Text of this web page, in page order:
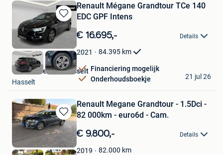
Bewaren
in
Mijn
Favorieten
Renault Mégane Grandtour TCe 140
EDC GPF Intens
€ 16.695,- Details
2021 84.395 km
Financiering mogelijk
Onderhoudsboekje
Van Mossel Fiat Hasselt
Hasselt
21 jul 26
Bewaren
in
Mijn
Favorieten
Renault Megane Grandtour - 1.5Dci -
82 000km - euro6d - Cam.
€ 9.800,- Details
2019 82.000 km